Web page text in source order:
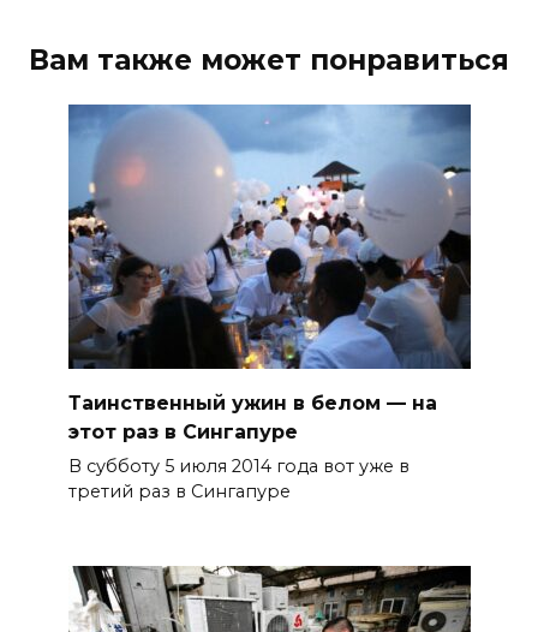
Вам также может понравиться
Таинственный ужин в белом — на
этот раз в Сингапуре
В субботу 5 июля 2014 года вот уже в
третий раз в Сингапуре